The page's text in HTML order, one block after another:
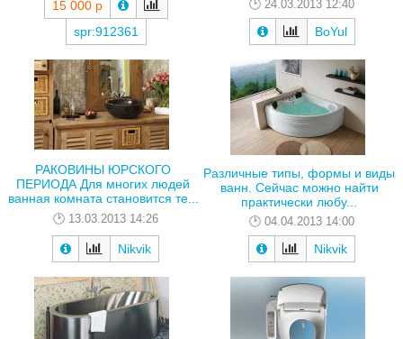
15 000 р
spr:912361
24.03.2013 12:40
BoYul
РАКОВИНЫ ЮРСКОГО
ПЕРИОДА Для многих людей
ванная комната становится те...
13.03.2013 14:26
Nikvik
Различные типы, формы и виды
ванн. Сейчас можно найти
практически любу...
04.04.2013 14:00
Nikvik